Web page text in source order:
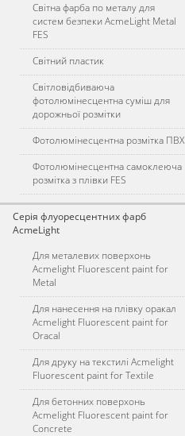
Світна фарба по металу для
систем безпеки AcmeLight Metal
FES
Світний пластик
Світловідбиваюча
фотолюмінесцентна суміш для
дорожньої розмітки
Фотолюмінесцентна розмітка ПВХ
Фотолюмінесцентна самоклеюча
розмітка з плівки FES
Серія флуоресцентних фарб
AcmeLight
Для металевих поверхонь
Acmelight Fluorescent paint for
Metal
Для нанесення на плівку оракал
Acmelight Fluorescent paint for
Oracal
Для друку на текстилі Acmelight
Fluorescent paint for Textile
Для бетонних поверхонь
Acmelight Fluorescent paint for
Concrete